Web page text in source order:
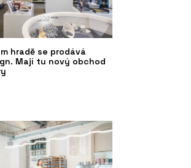
hradě se prodává
Mají tu nový obchod